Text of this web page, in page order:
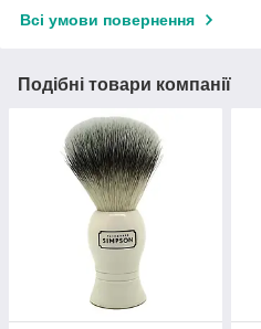
Всі умови повернення
Подібні товари компанії